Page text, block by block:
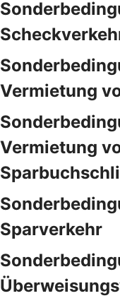
Vermietung
Vermietung
Sparverkehr